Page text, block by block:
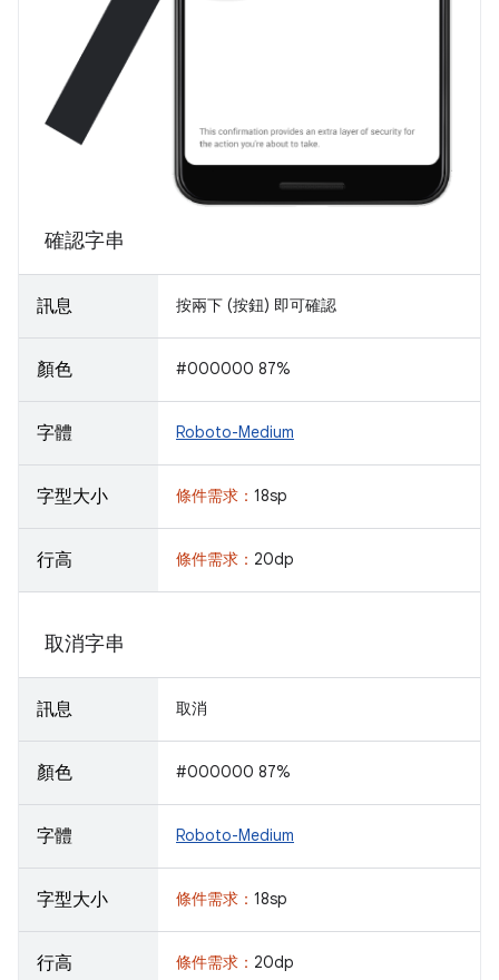
確認字串
訊息 按兩下 (按鈕) 即可確認
顏色 #000000 87%
字體 Roboto-Medium
字型大小 條件需求： 18sp
行高 條件需求： 20dp
取消字串
訊息 取消
顏色 #000000 87%
字體 Roboto-Medium
字型大小 條件需求： 18sp
行高 條件需求： 20dp